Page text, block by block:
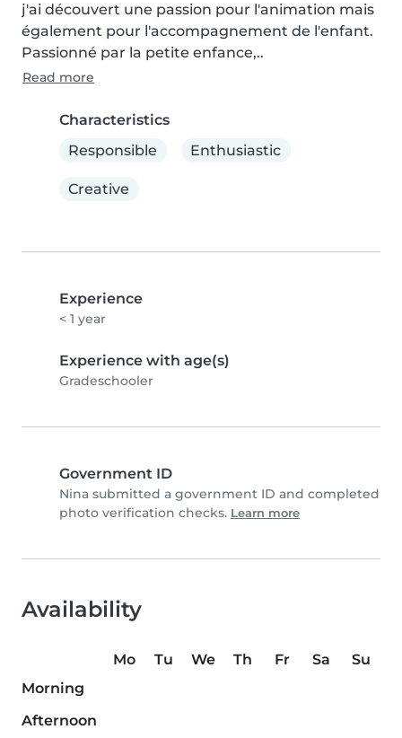
j'ai découvert une passion pour l'animation mais
également pour l'accompagnement de l'enfant.
Passionné par la petite enfance,..
Read more
Characteristics
Responsible
Enthusiastic
Creative
Experience
< 1 year
Experience with age(s)
Gradeschooler
Government ID
Nina submitted a government ID and completed
photo verification checks. Learn more
Availability
Mo Tu We Th Fr Sa
Su
Morning
Afternoon